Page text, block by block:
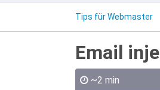
Tips für Webmaster
Email
~2 min